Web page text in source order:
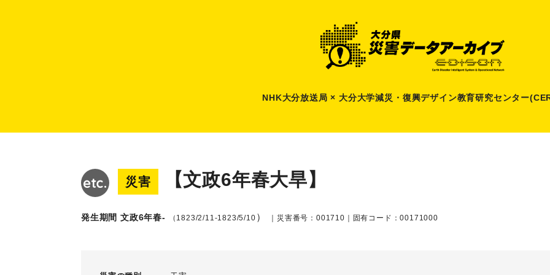
NHK大分放送局 × 大分大学減災 ・ 復興デザイン教育研究センター
災害 【文政6年春大旱】
発生期間 文政6年春- （1823/2/11-1823/5/10 ） ｜災害番号：001710｜固有コード：00171000